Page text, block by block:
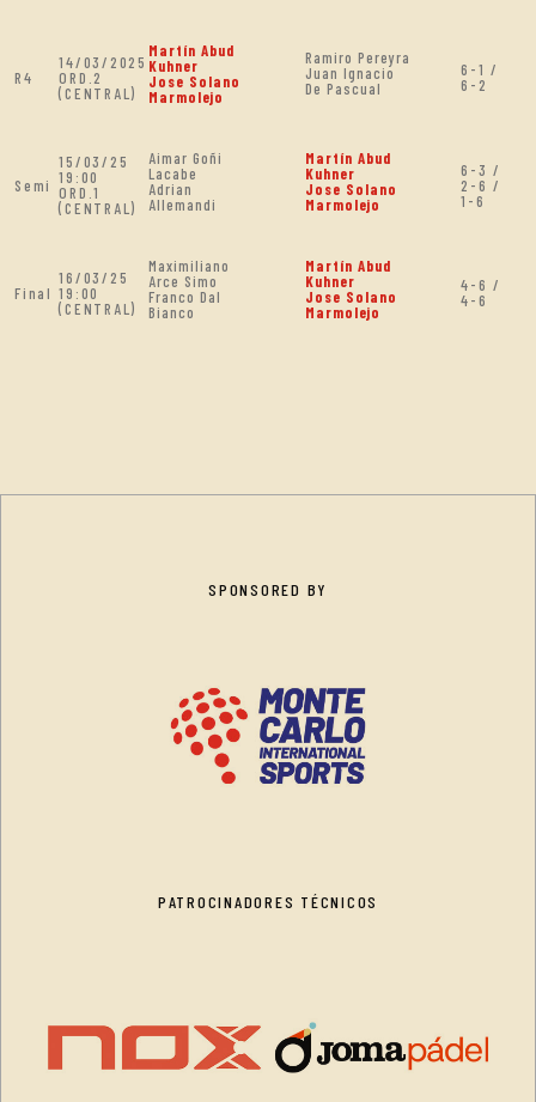
R4
14/03/2025
ORD.2
(CENTRAL)
Martín Abud
Kuhner
Jose Solano
Marmolejo
Ramiro Pereyra
Juan Ignacio
De Pascual
6-1 /
6-2
Semi
15/03/25
19:00
ORD.1
(CENTRAL)
Aimar Goñi
Lacabe
Adrian
Allemandi
Martín Abud
Kuhner
Jose Solano
Marmolejo
6-3 /
2-6 /
1-6
Final
16/03/25
19:00
(CENTRAL)
Maximiliano
Arce Simo
Franco Dal
Bianco
Martín Abud
Kuhner
Jose Solano
Marmolejo
4-6 /
4-6
SPONSORED BY
PATROCINADORES TÉCNICOS